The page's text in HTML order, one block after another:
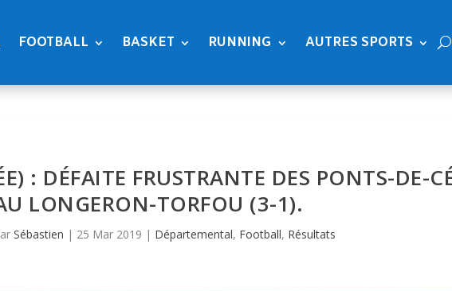
FOOTBALL BASKET RUNNING AUTRES SPORTS
: DÉFAITE FRUSTRANTE DES PONTS-DE-
LONGERON-TORFOU (3-1).
Sébastien | 25 Mar 2019 | Départemental, Football, Résultats